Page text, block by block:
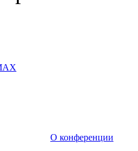
О конференции